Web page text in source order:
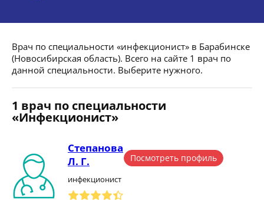
Врач по специальности «инфекционист» в Барабинске
(Новосибирская область). Всего на сайте 1 врач по
данной специальности. Выберите нужного.
1 врач по специальности
«Инфекционист»
Степанова
Л. Г.
инфекционист
Посмотреть профиль